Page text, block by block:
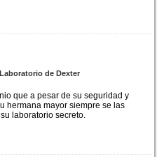
de Dexter
que a pesar de su seguridad y
hermana mayor siempre se las
laboratorio secreto.